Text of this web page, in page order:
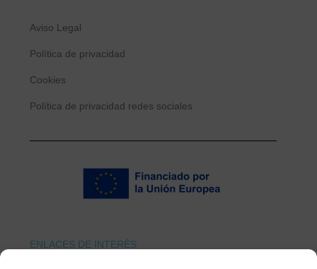
Aviso Legal
Política de privacidad
Cookies
Política de privacidad redes sociales
ENLACES DE INTERÉS